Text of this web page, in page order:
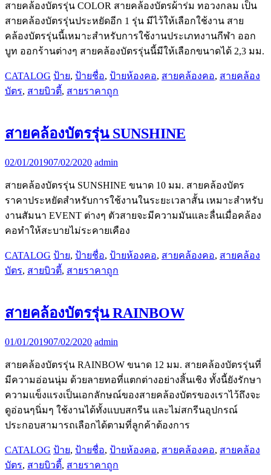
สายคล้องบัตรรุ่น COLOR สายคล้องบัตรผ้าร่ม ทอวงกลม เป็น
สายคล้องบัตรรุ่นประหยัดอีก 1 รุ่น มีไว้ให้เลือกใช้งาน สาย
คล้องบัตรรุ่นนี้เหมาะสำหรับการใช้งานประเภทงานกีฬา ออก
บูท ออกร้านต่างๆ สายคล้องบัตรรุ่นนี้มีให้เลือกขนาดได้ 2,3 มม.
CATALOG ป้าย, ป้ายชื่อ, ป้ายห้องคอ, สายคล้องคอ, สายคล้อง
บัตร, สายบิวตี้, สายราคาถูก
สายคล้องบัตรรุ่น SUNSHINE
02/01/201907/02/2020 admin
สายคล้องบัตรรุ่น SUNSHINE ขนาด 10 มม. สายคล้องบัตร
ราคาประหยัดสำหรับการใช้งานในระยะเวลาสั้น เหมาะสำหรับ
งานสัมนา EVENT ต่างๆ ตัวสายจะมีความมันและลื่นเมื่อคล้อง
คอทำให้สะบายไม่ระคายเคือง
CATALOG ป้าย, ป้ายชื่อ, ป้ายห้องคอ, สายคล้องคอ, สายคล้อง
บัตร, สายบิวตี้, สายราคาถูก
สายคล้องบัตรรุ่น RAINBOW
01/01/201907/02/2020 admin
สายคล้องบัตรรุ่น RAINBOW ขนาด 12 มม. สายคล้องบัตรรุ่นที่
มีความอ่อนนุ่ม ด้วยลายทอที่แตกต่างอย่างสิ้นเชิง ทั้งนี้ยังรักษา
ความแข็งแรงเป็นเอกลักษณ์ของสายคล้องบัตรของเราไว้ถึงจะ
ดูอ่อนๆนิ่มๆ ใช้งานได้ทั้งแบบสกรีน และไม่สกรีนอุปกรณ์
ประกอบสามารถเลือกได้ตามที่ลูกค้าต้องการ
CATALOG ป้าย, ป้ายชื่อ, ป้ายห้องคอ, สายคล้องคอ, สายคล้อง
บัตร, สายบิวตี้, สายราคาถูก